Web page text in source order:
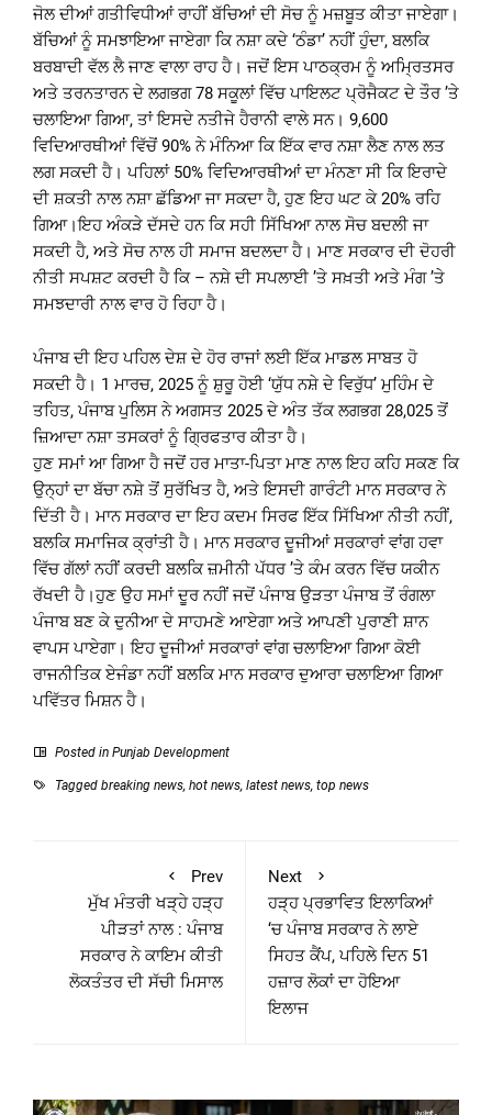
ਜੋਲ ਦੀਆਂ ਗਤੀਵਿਧੀਆਂ ਰਾਹੀਂ ਬੱਚਿਆਂ ਦੀ ਸੋਚ ਨੂੰ ਮਜ਼ਬੂਤ ਕੀਤਾ ਜਾਏਗਾ।
ਬੱਚਿਆਂ ਨੂੰ ਸਮਝਾਇਆ ਜਾਏਗਾ ਕਿ ਨਸ਼ਾ ਕਦੇ ‘ਠੰਡਾ’ ਨਹੀਂ ਹੁੰਦਾ, ਬਲਕਿ
ਬਰਬਾਦੀ ਵੱਲ ਲੈ ਜਾਣ ਵਾਲਾ ਰਾਹ ਹੈ। ਜਦੋਂ ਇਸ ਪਾਠਕ੍ਰਮ ਨੂੰ ਅਮ੍ਰਿਤਸਰ
ਅਤੇ ਤਰਨਤਾਰਨ ਦੇ ਲਗਭਗ 78 ਸਕੂਲਾਂ ਵਿੱਚ ਪਾਇਲਟ ਪ੍ਰੋਜੈਕਟ ਦੇ ਤੌਰ ’ਤੇ
ਚਲਾਇਆ ਗਿਆ, ਤਾਂ ਇਸਦੇ ਨਤੀਜੇ ਹੈਰਾਨੀ ਵਾਲੇ ਸਨ। 9,600
ਵਿਦਿਆਰਥੀਆਂ ਵਿੱਚੋਂ 90% ਨੇ ਮੰਨਿਆ ਕਿ ਇੱਕ ਵਾਰ ਨਸ਼ਾ ਲੈਣ ਨਾਲ ਲਤ
ਲਗ ਸਕਦੀ ਹੈ। ਪਹਿਲਾਂ 50% ਵਿਦਿਆਰਥੀਆਂ ਦਾ ਮੰਨਣਾ ਸੀ ਕਿ ਇਰਾਦੇ
ਦੀ ਸ਼ਕਤੀ ਨਾਲ ਨਸ਼ਾ ਛੱਡਿਆ ਜਾ ਸਕਦਾ ਹੈ, ਹੁਣ ਇਹ ਘਟ ਕੇ 20% ਰਹਿ
ਗਿਆ।ਇਹ ਅੰਕੜੇ ਦੱਸਦੇ ਹਨ ਕਿ ਸਹੀ ਸਿੱਖਿਆ ਨਾਲ ਸੋਚ ਬਦਲੀ ਜਾ
ਸਕਦੀ ਹੈ, ਅਤੇ ਸੋਚ ਨਾਲ ਹੀ ਸਮਾਜ ਬਦਲਦਾ ਹੈ। ਮਾਣ ਸਰਕਾਰ ਦੀ ਦੋਹਰੀ
ਨੀਤੀ ਸਪਸ਼ਟ ਕਰਦੀ ਹੈ ਕਿ – ਨਸ਼ੇ ਦੀ ਸਪਲਾਈ ’ਤੇ ਸਖ਼ਤੀ ਅਤੇ ਮੰਗ ’ਤੇ
ਸਮਝਦਾਰੀ ਨਾਲ ਵਾਰ ਹੋ ਰਿਹਾ ਹੈ।
ਪੰਜਾਬ ਦੀ ਇਹ ਪਹਿਲ ਦੇਸ਼ ਦੇ ਹੋਰ ਰਾਜਾਂ ਲਈ ਇੱਕ ਮਾਡਲ ਸਾਬਤ ਹੋ
ਸਕਦੀ ਹੈ। 1 ਮਾਰਚ, 2025 ਨੂੰ ਸ਼ੁਰੂ ਹੋਈ ‘ਯੁੱਧ ਨਸ਼ੇ ਦੇ ਵਿਰੁੱਧ’ ਮੁਹਿੰਮ ਦੇ
ਤਹਿਤ, ਪੰਜਾਬ ਪੁਲਿਸ ਨੇ ਅਗਸਤ 2025 ਦੇ ਅੰਤ ਤੱਕ ਲਗਭਗ 28,025 ਤੋਂ
ਜ਼ਿਆਦਾ ਨਸ਼ਾ ਤਸਕਰਾਂ ਨੂੰ ਗ੍ਰਿਫਤਾਰ ਕੀਤਾ ਹੈ।
ਹੁਣ ਸਮਾਂ ਆ ਗਿਆ ਹੈ ਜਦੋਂ ਹਰ ਮਾਤਾ-ਪਿਤਾ ਮਾਣ ਨਾਲ ਇਹ ਕਹਿ ਸਕਣ ਕਿ
ਉਨ੍ਹਾਂ ਦਾ ਬੱਚਾ ਨਸ਼ੇ ਤੋਂ ਸੁਰੱਖਿਤ ਹੈ, ਅਤੇ ਇਸਦੀ ਗਾਰੰਟੀ ਮਾਨ ਸਰਕਾਰ ਨੇ
ਦਿੱਤੀ ਹੈ। ਮਾਨ ਸਰਕਾਰ ਦਾ ਇਹ ਕਦਮ ਸਿਰਫ ਇੱਕ ਸਿੱਖਿਆ ਨੀਤੀ ਨਹੀਂ,
ਬਲਕਿ ਸਮਾਜਿਕ ਕ੍ਰਾਂਤੀ ਹੈ। ਮਾਨ ਸਰਕਾਰ ਦੂਜੀਆਂ ਸਰਕਾਰਾਂ ਵਾਂਗ ਹਵਾ
ਵਿੱਚ ਗੱਲਾਂ ਨਹੀਂ ਕਰਦੀ ਬਲਕਿ ਜ਼ਮੀਨੀ ਪੱਧਰ ’ਤੇ ਕੰਮ ਕਰਨ ਵਿੱਚ ਯਕੀਨ
ਰੱਖਦੀ ਹੈ।ਹੁਣ ਉਹ ਸਮਾਂ ਦੂਰ ਨਹੀਂ ਜਦੋਂ ਪੰਜਾਬ ਉੜਤਾ ਪੰਜਾਬ ਤੋਂ ਰੰਗਲਾ
ਪੰਜਾਬ ਬਣ ਕੇ ਦੁਨੀਆ ਦੇ ਸਾਹਮਣੇ ਆਏਗਾ ਅਤੇ ਆਪਣੀ ਪੁਰਾਣੀ ਸ਼ਾਨ
ਵਾਪਸ ਪਾਏਗਾ। ਇਹ ਦੂਜੀਆਂ ਸਰਕਾਰਾਂ ਵਾਂਗ ਚਲਾਇਆ ਗਿਆ ਕੋਈ
ਰਾਜਨੀਤਿਕ ਏਜੰਡਾ ਨਹੀਂ ਬਲਕਿ ਮਾਨ ਸਰਕਾਰ ਦੁਆਰਾ ਚਲਾਇਆ ਗਿਆ
ਪਵਿੱਤਰ ਮਿਸ਼ਨ ਹੈ।
Posted in Punjab Development
Tagged breaking news, hot news, latest news, top news
Prev
ਮੁੱਖ ਮੰਤਰੀ ਖੜ੍ਹੇ ਹੜ੍ਹ
ਪੀੜਤਾਂ ਨਾਲ : ਪੰਜਾਬ
ਸਰਕਾਰ ਨੇ ਕਾਇਮ ਕੀਤੀ
ਲੋਕਤੰਤਰ ਦੀ ਸੱਚੀ ਮਿਸਾਲ
Next
ਹੜ੍ਹ ਪ੍ਰਭਾਵਿਤ ਇਲਾਕਿਆਂ
‘ਚ ਪੰਜਾਬ ਸਰਕਾਰ ਨੇ ਲਾਏ
ਸਿਹਤ ਕੈਂਪ, ਪਹਿਲੇ ਦਿਨ 51
ਹਜ਼ਾਰ ਲੋਕਾਂ ਦਾ ਹੋਇਆ
ਇਲਾਜ